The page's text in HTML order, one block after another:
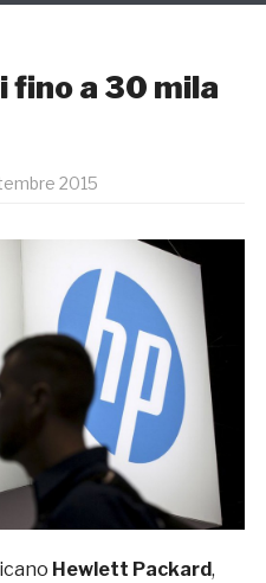
fino a 30 mila
2015
Hewlett Packard,